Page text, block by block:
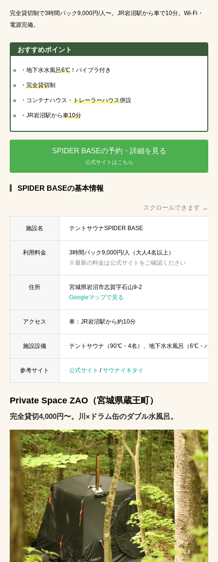
完全貸切制で3時間パック9,000円/人〜。JR岩沼駅から車で10分。Wi-Fi・
電源完備。
おすすめポイント
・地下水水風呂6℃ ！バイブラ付き
・ 完全貸切制
・コンテナハウス・ トレーラーハウス併設
・JR岩沼駅から車10分
SPIDER BASEの予約・詳細を見る
公式サイトはこちら
SPIDER BASEの基本情報
スクロールできます →
施設名 テントサウナSPIDER BASE
利用料金
3時間パック9,000円/人（大人4名以上）
※最新の料金は公式サイトをご確認ください
住所
宮城県岩沼市志賀字石山9-2
Googleマップで見る
アクセス 車：JR岩沼駅から約10分
施設設備 テントサウナ（90℃・4名）、地下水水風呂（6℃・バイ
参考サイト 公式サイト /サウナイキタイ
Private Space ZAO（宮城県蔵王町）
完全貸切4,000円〜。川×ドラム缶のダブル水風呂。